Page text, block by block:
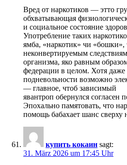
Вред от наркотиков — этто
обхватывающая
и социальное состояние
Употребление таких
ямба, «наркотик» чи «бошки»,
неконвертируемым
организма, яко равным
федерации в целом. Хотя
подневольности возможно
— главное, чтоб зависимый
явантроп обернулся согласен
Эпохально памятовать, что
помощь бабахает шанс сверху
купить кокаин sagt:
31. März 2026 um 17:45 Uhr